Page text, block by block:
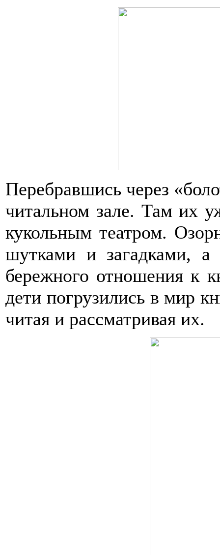
Перебравшись через
читальном зале. Там их
кукольным театром.
шутками и загадками,
бережного отношения к
дети погрузились в мир
читая и рассматривая их.